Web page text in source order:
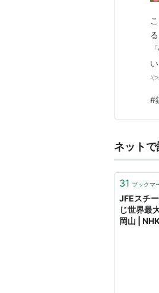
#
ネットで
31 ブックマ
JFEスチ
じ世界最
岡山 | NHK